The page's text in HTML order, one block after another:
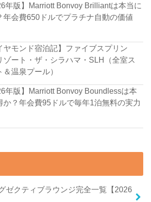
年版】Marriott Bonvoy Brilliantは本当に
年会費650ドルでプラチナ自動の価値
ヤモンド宿泊記】ファイブスプリン
ゾート・ザ・シラハマ・SLH（全室ス
＆温泉プール）
年版】Marriott Bonvoy Boundlessは本
か？年会費95ドルで毎年1泊無料の実力
ゼクティブラウンジ完全一覧【2026